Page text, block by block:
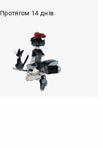
Протягом 14 днів